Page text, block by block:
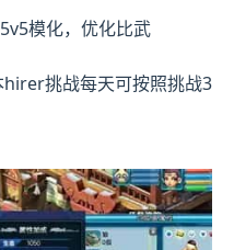
模化，优化比武
挑战每天可按照挑战3